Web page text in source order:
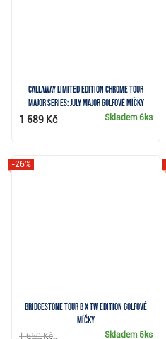
Callaway Limited Edition Chrome Tour
Major Series: July Major golfové míčky
Skladem6ks
1 689 Kč
Bridgestone Tour B X TW Edition golfové
míčky
-26%
Skladem 5ks
1 650 Kč